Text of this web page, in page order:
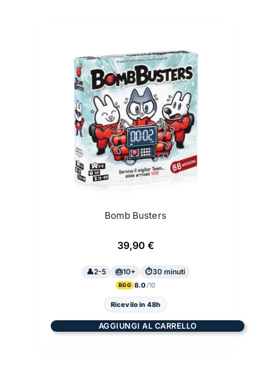
Bomb Busters
39,90 €
2-5 10+ 30 minuti
BGG 8.0
Ricevilo in 48h
AGGIUNGI AL CARRELLO